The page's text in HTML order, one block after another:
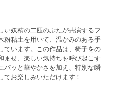
い妖精の二匹のぶたが共演するフ
粉粘土を用いて、温かみのある手
ています。この作品は、椅子をの
ませ、楽しい気持ちを呼び起こす
パッと華やかさを加え、特別な瞬
てお楽しみいただけます！